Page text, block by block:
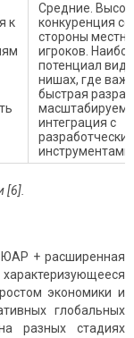
к
Средние.
конкуренция со
стороны
игроков.
потенциал
нишах, где
быстрая
интеграция с
инструментами.
[6].
ЮАР + расширенная
экономики и
глобальных
разных стадиях